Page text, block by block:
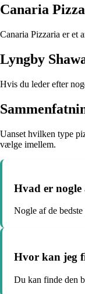
Canaria
Canaria Pizzaria er et
Lyngby
Hvis du leder efter
Uanset hvilken type
vælge imellem.
Hvad er nogle
Nogle af de
Hvor kan jeg
Du kan finde den